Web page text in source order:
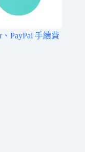
PayPal 手續費